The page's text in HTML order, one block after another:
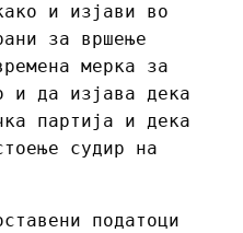
и изјави во
за вршење
мерка за
и да изјава дека
партија и дека
судир на
податоци